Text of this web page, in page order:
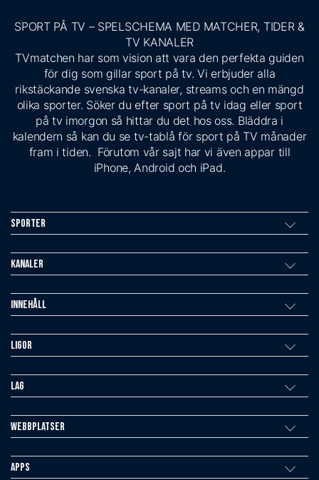
SPORT PÅ TV – SPELSCHEMA MED MATCHER, TIDER &
TV KANALER
TVmatchen har som vision att vara den perfekta guiden
för dig som gillar sport på tv. Vi erbjuder alla
rikstäckande svenska tv-kanaler, streams och en mängd
olika sporter. Söker du efter sport på tv idag eller sport
på tv imorgon så hittar du det hos oss. Bläddra i
kalendern så kan du se tv-tablå för sport på TV månader
fram i tiden. Förutom vår sajt har vi även appar till
iPhone, Android och iPad.
Sporter
Kanaler
Innehåll
Ligor
Lag
Webbplatser
Apps